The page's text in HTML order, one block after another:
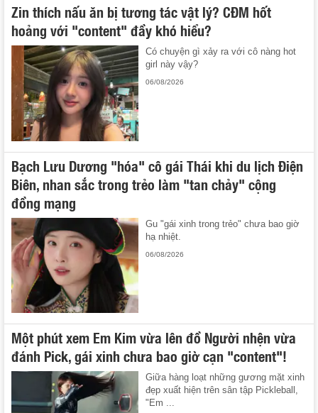
Zin thích nấu ăn bị tương tác vật lý? CĐM hốt
hoảng với "content" đầy khó hiểu?
Có chuyện gì xảy ra với cô nàng hot
girl này vậy?
06/08/2026
Bạch Lưu Dương "hóa" cô gái Thái khi du lịch Điện
Biên, nhan sắc trong trẻo làm "tan chảy" cộng
đồng mạng
Gu "gái xinh trong trẻo" chưa bao giờ
hạ nhiệt.
06/08/2026
Một phút xem Em Kim vừa lên đồ Người nhện vừa
đánh Pick, gái xinh chưa bao giờ cạn "content"!
Giữa hàng loạt những gương mặt xinh
đẹp xuất hiện trên sân tập Pickleball,
"Em ...